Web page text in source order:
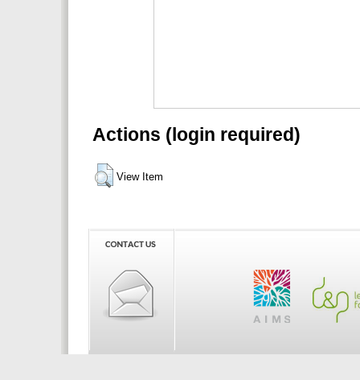
Actions (login required)
View Item